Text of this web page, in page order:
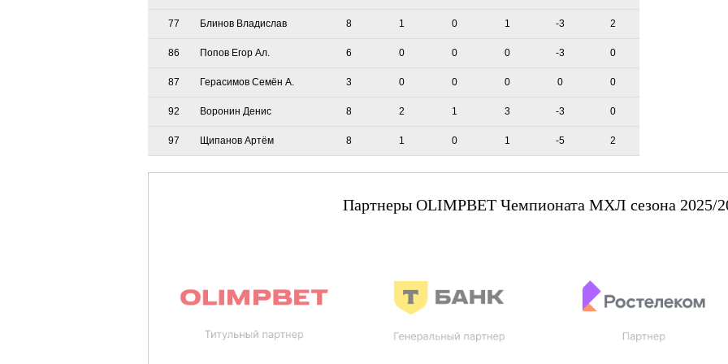
77 Блинов Владислав 8 1 0 1 -3 2
86 Попов Егор Ал. 6 0 0 0 -3 0
87 Герасимов Семён А. 3 0 0 0 0 0
92 Воронин Денис 8 2 1 3 -3 0
97 Щипанов Артём 8 1 0 1 -5 2
Партнеры OLIMPBET Чемпионата МХЛ сезона 2025/